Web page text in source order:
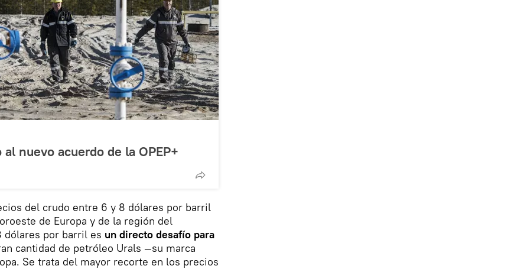
nuevo acuerdo de la OPEP+
del crudo entre 6 y 8 dólares por barril
de Europa y de la región del
dólares por barril es un directo desafío para
cantidad de petróleo Urals —su marca
Se trata del mayor recorte en los precios